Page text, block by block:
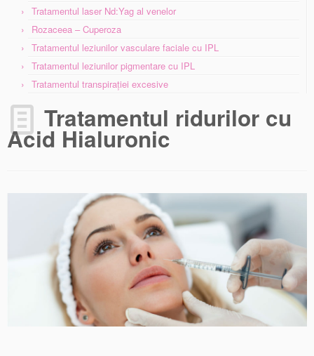
Tratamentul laser Nd:Yag al venelor
Rozaceea – Cuperoza
Tratamentul leziunilor vasculare faciale cu IPL
Tratamentul leziunilor pigmentare cu IPL
Tratamentul transpiraţiei excesive
Tratamentul ridurilor cu
Acid Hialuronic